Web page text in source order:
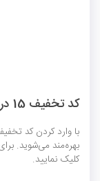
کد تخفیف 15 درصدی قطار فدک
بهره‌مند می‌شوید.
کلیک نمایید.